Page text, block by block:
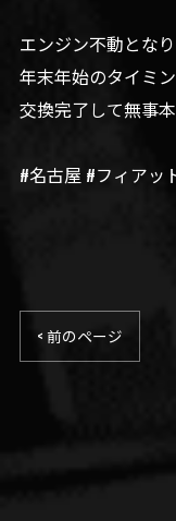
エンジン不動とな
年末年始のタイミ
交換完了して無事
#名古屋 #フィアッ
< 前のページ